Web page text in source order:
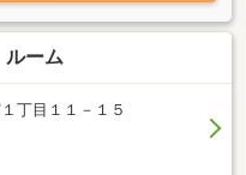
ーム
丁目１１－１５